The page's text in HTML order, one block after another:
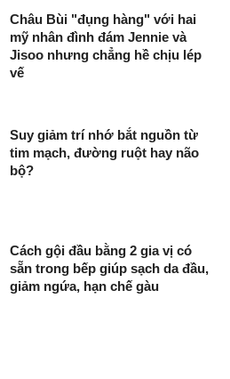
Châu Bùi "đụng hàng" với hai
mỹ nhân đình đám Jennie và
Jisoo nhưng chẳng hề chịu lép
vế
Suy giảm trí nhớ bắt nguồn từ
tim mạch, đường ruột hay não
bộ?
Cách gội đầu bằng 2 gia vị có
sẵn trong bếp giúp sạch da đầu,
giảm ngứa, hạn chế gàu